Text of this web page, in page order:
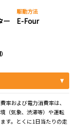
ー
駆動方法
E-Four
率および電力消費率は、
（気象、渋滞等）や運転
す。とくに1日当たりの走